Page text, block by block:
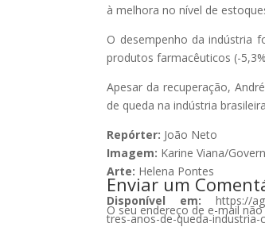
à melhora no nível de
O desempenho da indústria
produtos farmacêuticos (-
Apesar da recuperação,
de queda na indústria
Repórter: João Neto
Imagem: Karine Viana/
Arte: Helena Pontes
Disponível em: https://
tres-anos-de-queda-
Enviar um
O seu endereço de e-mail